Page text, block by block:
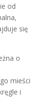
od
się
o
mieści
i